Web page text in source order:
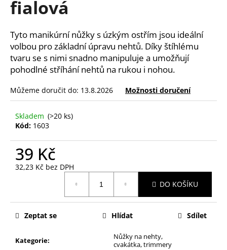
fialová
Tyto manikúrní nůžky s úzkým ostřím jsou ideální
volbou pro základní úpravu nehtů. Díky štíhlému
tvaru se s nimi snadno manipuluje a umožňují
pohodlné stříhání nehtů na rukou i nohou.
Můžeme doručit do: 13.8.2026 Možnosti doručení
Skladem (>20 ks)
Kód: 1603
39 Kč
32,23 Kč bez DPH
DO KOŠÍKU
Kategorie:
Nůžky na nehty,
cvakátka, trimmery
Zeptat se Hlídat Sdílet
a
í
t
?
HLEDAT
D
o
r
u
u